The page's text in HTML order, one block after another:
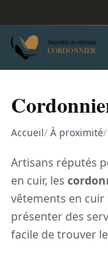
Accueil/ À proximité/
Artisans réputés
en cuir, les
vêtements en cuir
présenter des
facile de trouver